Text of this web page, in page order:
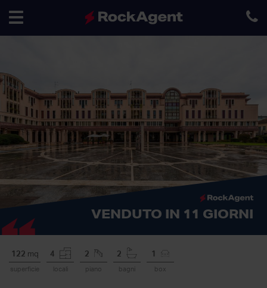
122 mq
superficie
4
locali
2
piano
2
bagni
1
box
VENDUTO IN 11 GIORNI